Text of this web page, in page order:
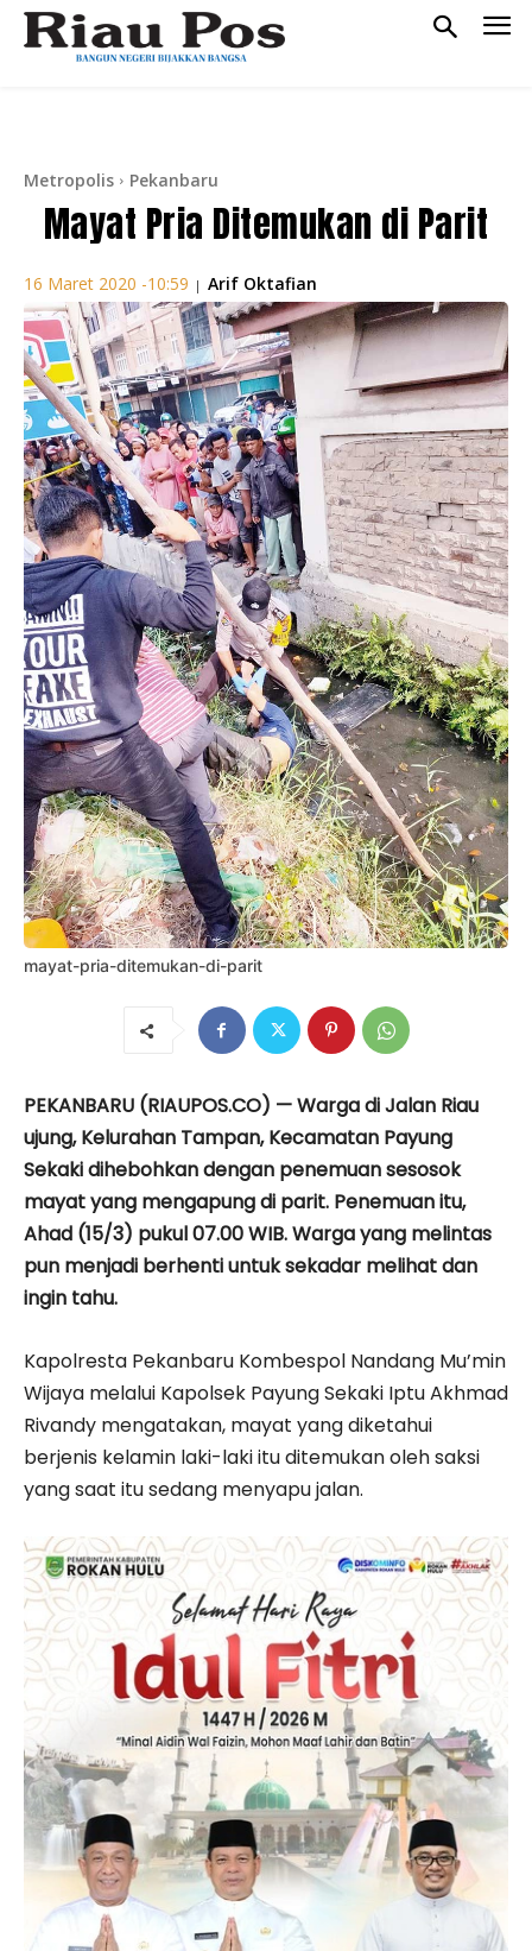
Metropolis Pekanbaru
Mayat Pria Ditemukan di Parit
16 Maret 2020 -10:59 | Arif Oktafian
mayat-pria-ditemukan-di-parit
PEKANBARU (RIAUPOS.CO) — Warga di Jalan Riau
ujung, Kelurahan Tampan, Kecamatan Payung
Sekaki dihebohkan dengan penemuan sesosok
mayat yang mengapung di parit. Penemuan itu,
Ahad (15/3) pukul 07.00 WIB. Warga yang melintas
pun menjadi berhenti untuk sekadar melihat dan
ingin tahu.
Kapolresta Pekanbaru Kombespol Nandang Mu’min
Wijaya melalui Kapolsek Payung Sekaki Iptu Akhmad
Rivandy mengatakan, mayat yang diketahui
berjenis kelamin laki-laki itu ditemukan oleh saksi
yang saat itu sedang menyapu jalan.